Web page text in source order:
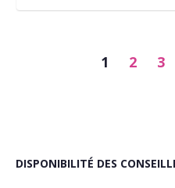
1 2 3
DISPONIBILITÉ DES